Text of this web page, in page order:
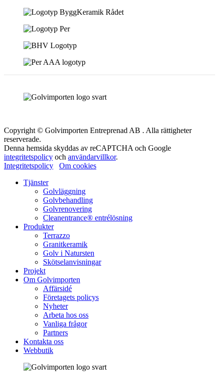
Copyright © Golvimporten Entreprenad AB . Alla rättigheter
reserverade.
Denna hemsida skyddas av reCAPTCHA och Google
integritetspolicy och användarvillkor.
Integritetspolicy
Om cookies
Tjänster
Golvläggning
Golvbehandling
Golvrenovering
Cleanentrance® entrélösning
Produkter
Terrazzo
Granitkeramik
Golv i Natursten
Skötselanvisningar
Projekt
Om Golvimporten
Affärsidé
Företagets policys
Nyheter
Arbeta hos oss
Vanliga frågor
Partners
Kontakta oss
Webbutik